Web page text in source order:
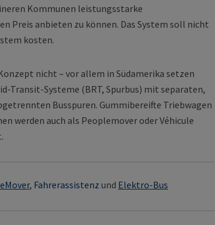
Kommunen leistungsstarke
Preis anbieten zu können. Das System soll nicht
kosten.
nicht – vor allem in Südamerika setzen
Transit-Systeme (BRT, Spurbus) mit separaten,
Busspuren. Gummibereifte Triebwagen
werden auch als Peoplemover oder Véhicule
, Fahrerassistenz und Elektro-Bus